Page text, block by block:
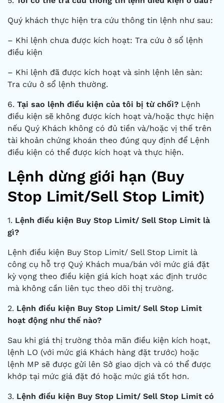
Quý khách thực hiện tra cứu thông tin lệnh như sau:
– Khi lệnh chưa được kích hoạt: Tra cứu ở sổ lệnh
điều kiện
– Khi lệnh đã được kích hoạt và sinh lệnh lên sàn:
Tra cứu ở sổ lệnh thường.
6. Tại sao lệnh điều kiện của tôi bị từ chối? Lệnh
điều kiện sẽ không được kích hoạt và/hoặc thực hiện
nếu Quý Khách không có đủ tiền và/hoặc vị thế trên
tài khoản chứng khoán theo đúng quy định để Lệnh
điều kiện có thể được kích hoạt và thực hiện.
Lệnh dừng giới hạn (Buy
Stop Limit/Sell Stop Limit)
1. Lệnh điều kiện Buy Stop Limit/ Sell Stop Limit là
gì?
Lệnh điều kiện Buy Stop Limit/ Sell Stop Limit là
công cụ hỗ trợ Quý Khách mua/bán với mức giá đặt
kỳ vọng theo điều kiện giá kích hoạt xác định trước
mà không cần liên tục theo dõi thị trường.
2. Lệnh điều kiện Buy Stop Limit/ Sell Stop Limit
hoạt động như thế nào?
Sau khi giá thị trường thỏa mãn điều kiện kích hoạt,
lệnh LO (với mức giá Khách hàng đặt trước) hoặc
lệnh MP sẽ được gửi lên Sở giao dịch và có thể được
khớp tại mức giá đặt đó hoặc mức giá tốt hơn.
3. Lệnh điều kiện Buy Stop Limit/ Sell Stop Limit có